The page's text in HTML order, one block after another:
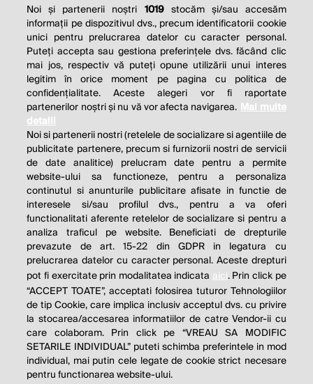
Noi și partenerii noștri 1019stocăm și/sau accesăm
informații pe dispozitivul dvs., precum identificatorii cookie
unici pentru prelucrarea datelor cu caracter personal.
Puteți accepta sau gestiona preferințele dvs. făcând clic
mai jos, respectiv vă puteți opune utilizării unui interes
legitim în orice moment pe pagina cu politica de
confidențialitate. Aceste alegeri vor fi raportate
partenerilor noștri și nu vă vor afecta navigarea. Mai multe
detalii
Noi si partenerii nostri (retelele de socializare si agentiile de
publicitate partenere, precum si furnizorii nostri de servicii
de date analitice) prelucram date pentru a permite
website-ului sa functioneze, pentru a personaliza
continutul si anunturile publicitare afisate in functie de
interesele si/sau profilul dvs., pentru a va oferi
functionalitati aferente retelelor de socializare si pentru a
analiza traficul pe website. Beneficiati de drepturile
prevazute de art. 15-22 din GDPR in legatura cu
prelucrarea datelor cu caracter personal. Aceste drepturi
pot fi exercitate prin modalitatea indicata aici. Prin click pe
“ACCEPT TOATE”, acceptati folosirea tuturor Tehnologiilor
de tip Cookie, care implica inclusiv acceptul dvs. cu privire
la stocarea/accesarea informatiilor de catre Vendor-ii cu
care colaboram. Prin click pe “VREAU SA MODIFIC
SETARILE INDIVIDUAL” puteti schimba preferintele in mod
individual, mai putin cele legate de cookie strict necesare
pentru functionarea website-ului.